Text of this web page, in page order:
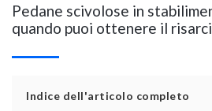
Pedane scivolose in
quando puoi ottenere il
Indice dell'articolo completo